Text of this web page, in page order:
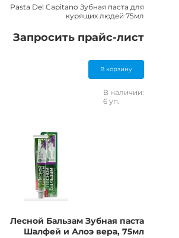
Pasta Del Capitano Зубная паста для
курящих людей 75мл
Запросить прайс-лист
В корзину
В наличии:
6 уп.
Лесной Бальзам Зубная паста
Шалфей и Алоэ вера, 75мл